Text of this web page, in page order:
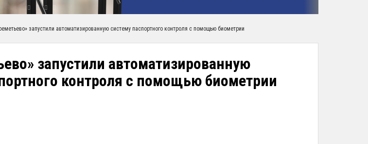
запустили автоматизированную систему паспортного контроля с помощью биометрии
запустили автоматизированную
контроля с помощью биометрии